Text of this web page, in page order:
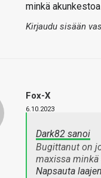
minkä
Kirjaudu sisään
Fox-X
6.10.2023
Dark82 sanoi
Bugittanut on
maxissa
Napsauta